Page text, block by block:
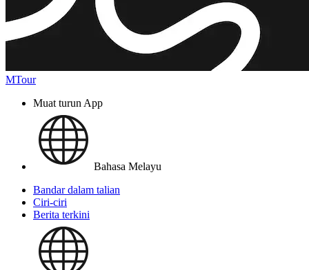
MTour
Muat turun App
Bahasa Melayu
Bandar dalam talian
Ciri-ciri
Berita terkini